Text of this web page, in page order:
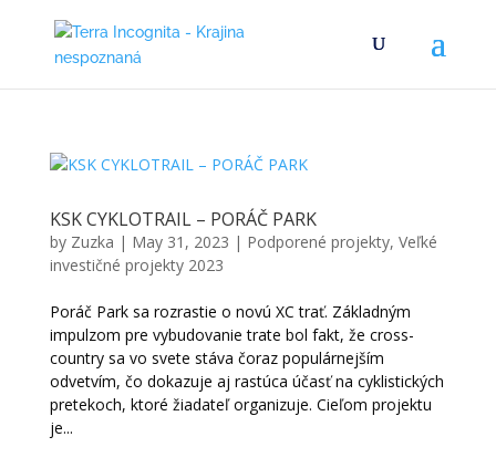
KSK CYKLOTRAIL – PORÁČ PARK
by Zuzka | May 31, 2023 | Podporené projekty, Veľké
investičné projekty 2023
Poráč Park sa rozrastie o novú XC trať. Základným
impulzom pre vybudovanie trate bol fakt, že cross-
country sa vo svete stáva čoraz populárnejším
odvetvím, čo dokazuje aj rastúca účasť na cyklistických
pretekoch, ktoré žiadateľ organizuje. Cieľom projektu
je...